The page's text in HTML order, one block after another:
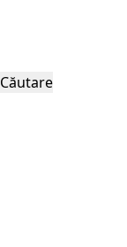
Căutare